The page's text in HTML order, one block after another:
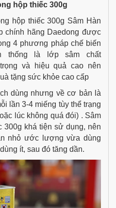
hộp thiếc 300g
hộp thiếc 300g Sâm Hàn
chính hãng Daedong được
4 phương pháp chế biến
thống là lớp sâm chất
và hiệu quả cao nên
tặng sức khỏe cao cấp
dùng nhưng về cơ bản là
lần 3-4 miếng tùy thể trạng
lúc không quá đói) . Sâm
300g khá tiện sử dụng, nên
nhỏ ước lượng vừa dùng
ít, sau đó tăng dần.